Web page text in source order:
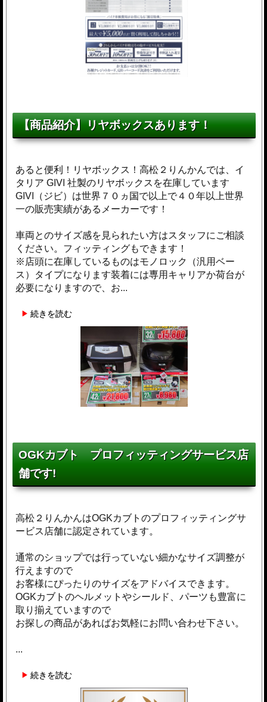
【商品紹介】リヤボックスあります！
あると便利！リヤボックス！高松２りんかんでは、イ
タリア GIVI 社製のリヤボックスを在庫しています
GIVI（ジビ）は世界７０ヵ国で以上で４０年以上世界
一の販売実績があるメーカーです！
車両とのサイズ感を見られたい方はスタッフにご相談
ください。フィッティングもできます！
※店頭に在庫しているものはモノロック（汎用ベー
ス）タイプになります装着には専用キャリアか荷台が
必要になりますので、お...
続きを読む
OGKカブト プロフィッティングサービス店
舗です!
高松２りんかんはOGKカブトのプロフィッティングサ
ービス店舗に認定されています。
通常のショップでは行っていない細かなサイズ調整が
行えますので
お客様にぴったりのサイズをアドバイスできます。
OGKカブトのヘルメットやシールド、パーツも豊富に
取り揃えていますので
お探しの商品があればお気軽にお問い合わせ下さい。
...
続きを読む